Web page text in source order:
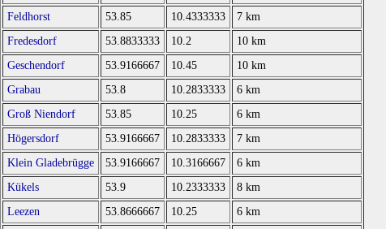
Feldhorst
53.85 10.4333333
7 km
Fredesdorf
53.8833333 10.2
10 km
Geschendorf
53.9166667 10.45
10 km
Grabau
53.8 10.2833333
6 km
Groß Niendorf
53.85 10.25
6 km
Högersdorf
53.9166667 10.2833333
7 km
Klein Gladebrügge
53.9166667 10.3166667
6 km
Kükels
53.9 10.2333333
8 km
Leezen
53.8666667 10.25
6 km